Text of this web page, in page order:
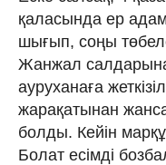
қаласында ер
шығып, соңы
Жанжал
ауруханаға
жарақатынан
болды. Кейін
Болат есімді